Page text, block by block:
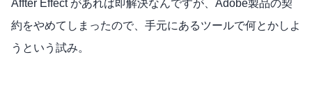
Affter Effect があれば即解決なんですが、Adobe製品の契
約をやめてしまったので、手元にあるツールで何とかしよ
うという試み。